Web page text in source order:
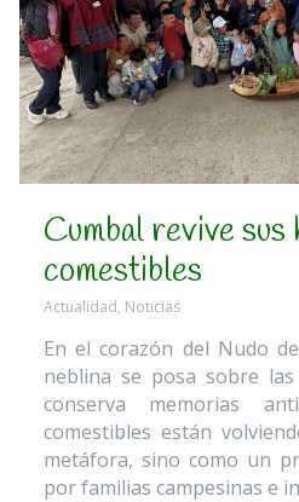
Cumbal revive
comestibles
Actualidad, Noticias
En el corazón del Nudo
neblina se posa sobre
conserva memorias
comestibles están
metáfora, sino como un
por familias campesinas e